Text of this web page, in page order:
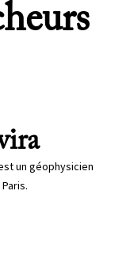
un géophysicien